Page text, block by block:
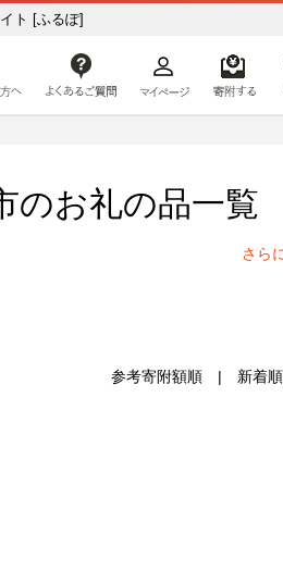
税サイト [ふるぽ]
はじめての方へ
のお礼の品一覧
さら
参考寄附額順 | 新着順